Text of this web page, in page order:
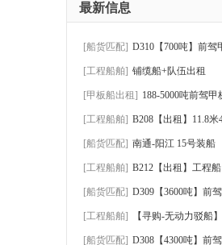
最新信息
[船货匹配] D310【700吨】前驾
[工程船舶] 铺缆船+队伍出租
[甲板船出租] 188-5000吨前驾甲
[工程船舶] B208【出租】11.8
[船货匹配] 南通-阳江 15号装船
[工程船舶] B212【出租】工程船
[船货匹配] D309【3600吨】前
[工程船舶] 【寻购-无动力驳船】
[船货匹配] D308【4300吨】前